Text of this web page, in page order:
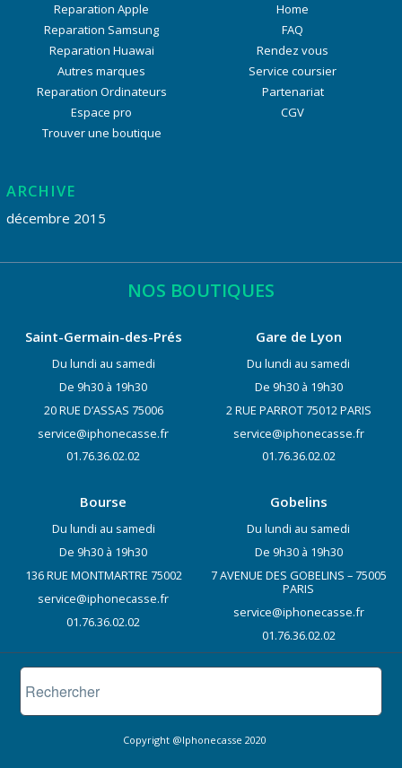
Reparation Apple
Reparation Samsung
Reparation Huawai
Autres marques
Reparation Ordinateurs
Espace pro
Trouver une boutique
Home
FAQ
Rendez vous
Service coursier
Partenariat
CGV
ARCHIVE
décembre 2015
NOS BOUTIQUES
Saint-Germain-des-Prés
Du lundi au samedi
De 9h30 à 19h30
20 RUE D’ASSAS 75006
service@iphonecasse.fr
01.76.36.02.02
Gare de Lyon
Du lundi au samedi
De 9h30 à 19h30
2 RUE PARROT 75012 PARIS
service@iphonecasse.fr
01.76.36.02.02
Bourse
Du lundi au samedi
De 9h30 à 19h30
136 RUE MONTMARTRE 75002
service@iphonecasse.fr
01.76.36.02.02
Gobelins
Du lundi au samedi
De 9h30 à 19h30
7 AVENUE DES GOBELINS – 75005
PARIS
service@iphonecasse.fr
01.76.36.02.02
Copyright @Iphonecasse 2020